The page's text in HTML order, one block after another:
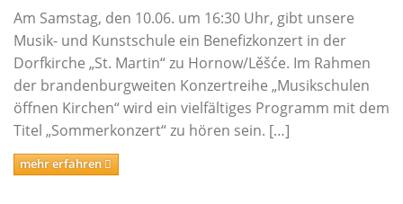
Kooperationen
Angebote für Kitas
Angebote für Schulen
Bestehende Kooperationen
Service
Am Samstag, den 10.06. um 16:30 Uhr, gibt unsere
Musik- und Kunstschule ein Benefizkonzert in der
Dorfkirche „St. Martin“ zu Hornow/Lěšće. Im Rahmen
der brandenburgweiten Konzertreihe „Musikschulen
öffnen Kirchen“ wird ein vielfältiges Programm mit dem
Titel „Sommerkonzert“ zu hören sein. […]
mehr erfahren